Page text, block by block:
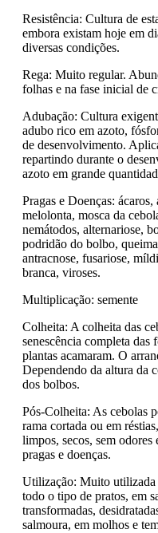
Resistência: Cultura de
embora existam hoje em
diversas condições.
Rega: Muito regular.
folhas e na fase inicial de
Adubação: Cultura
adubo rico em azoto,
de desenvolvimento.
repartindo durante o
azoto em grande
Pragas e Doenças:
melolonta, mosca da
nemátodos, alternariose,
podridão do bolbo,
antracnose, fusariose,
branca, viroses.
Multiplicação: semente
Colheita: A colheita das
senescência completa das
plantas acamaram. O
Dependendo da altura da
dos bolbos.
Pós-Colheita: As cebolas
rama cortada ou em
limpos, secos, sem odores
pragas e doenças.
Utilização: Muito utilizada
todo o tipo de pratos, em
transformadas,
salmoura, em molhos e